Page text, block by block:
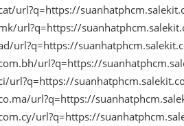
url?q=https://
url?q=https://
url?q=https://
url?q=https://
url?q=https://
url?q=https://
url?q=https://